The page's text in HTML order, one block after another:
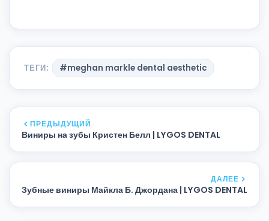
ТЕГИ: #meghan markle dental aesthetic
ПРЕДЫДУЩИЙ
Виниры на зубы Кристен Белл | LYGOS DENTAL
ДАЛЕЕ
Зубные виниры Майкла Б. Джордана | LYGOS DENTAL